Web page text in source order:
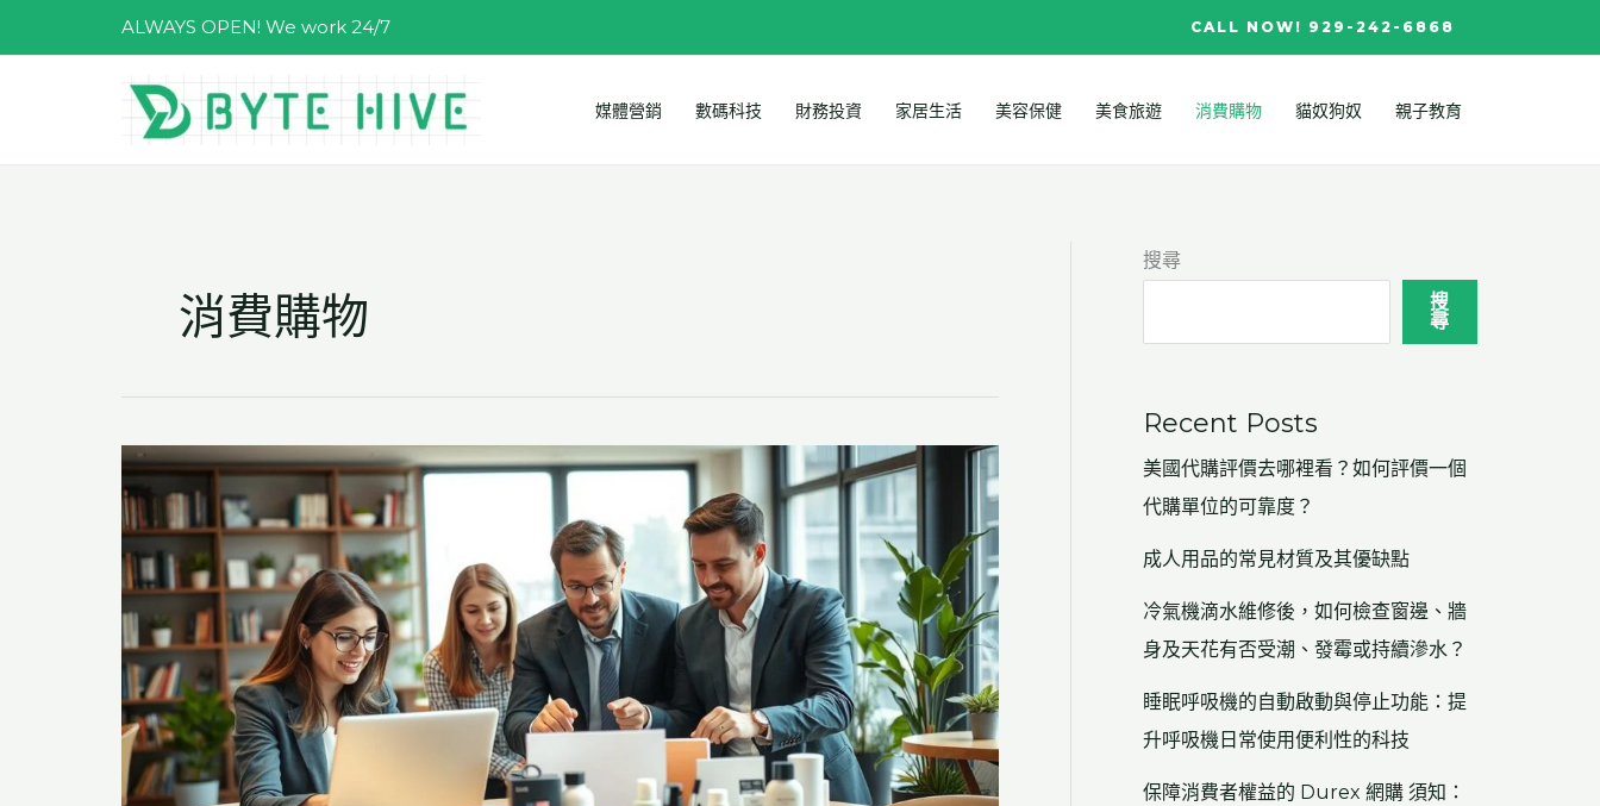
至
ALWAYS OPEN! We work 24/7 CALL NOW! 929-242-6868
媒體營銷 數碼科技 財務投資 家居生活 美容保健 美食旅遊 消費購物 貓奴狗奴 親子教育
消費購物
搜尋
搜
尋
Recent Posts
美國代購評價去哪裡看？如何評價一個
代購單位的可靠度？
成人用品的常見材質及其優缺點
冷氣機滴水維修後，如何檢查窗邊、牆
身及天花有否受潮、發霉或持續滲水？
睡眠呼吸機的自動啟動與停止功能：提
升呼吸機日常使用便利性的科技
保障消費者權益的 Durex 網購 須知：